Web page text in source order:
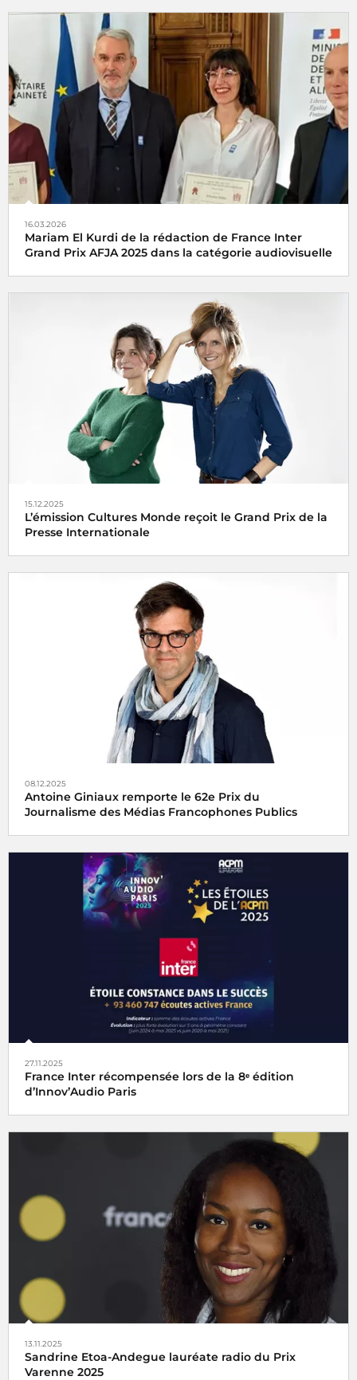
La cellule investigation de Radio France récompensée aux
Assises du journalisme de Tours
16.03.2026
Mariam El Kurdi de la rédaction de France Inter
Grand Prix AFJA 2025 dans la catégorie audiovisuelle
Grand Prix AFJA du Journalisme Agricole et
Agroalimentaire 2025catégorie audiovisuelle a été
décerné vendredi 6 juin 2025 à
Mariam El Kurdi
Vendanges en Champagne, dans l’envers du
15.12.2025
L’émission Cultures Monde reçoit le Grand Prix de la
Presse Internationale
Cultures Mondede France Culture a été
distinguée vendredi 15 décembre 2025 par l’
08.12.2025
Antoine Giniaux remporte le 62e Prix du
Journalisme des Médias Francophones Publics
Le 62e Prix du Journalisme des Médias Francophones
Publics est décerné à Antoine Giniaux pour Radio France
27.11.2025
France Inter récompensée lors de la 8ᵉ édition
d’Innov’Audio Paris
Étoile Radio de la Constance dans le
Étoile Classique Web radiode l'ACPM 2025
13.11.2025
Sandrine Etoa-Andegue lauréate radio du Prix
Varenne 2025